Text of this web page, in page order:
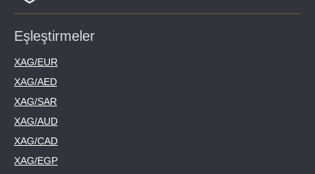
Eşleştirmeler
XAG/EUR
XAG/AED
XAG/SAR
XAG/AUD
XAG/CAD
XAG/EGP